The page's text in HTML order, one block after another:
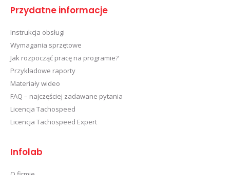
Przydatne informacje
Instrukcja obsługi
Wymagania sprzętowe
Jak rozpocząć pracę na programie?
Przykładowe raporty
Materiały wideo
FAQ – najczęściej zadawane pytania
Licencja Tachospeed
Licencja Tachospeed Expert
Infolab